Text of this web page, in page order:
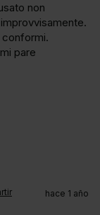
non
conformi.
pare
hace 1 año